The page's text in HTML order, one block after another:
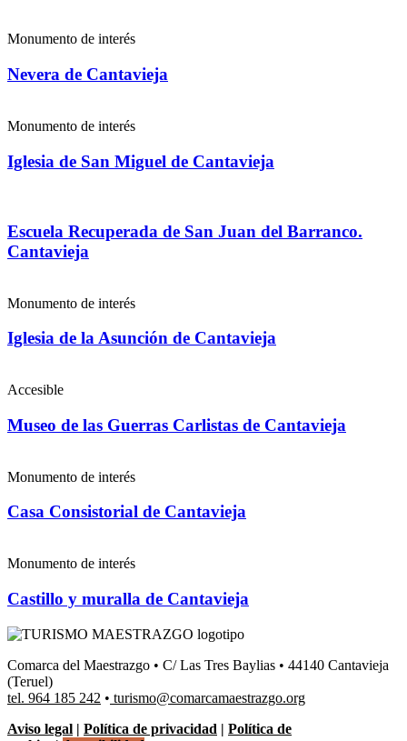
Monumento de interés
Nevera de Cantavieja
Monumento de interés
Iglesia de San Miguel de Cantavieja
Escuela Recuperada de San Juan del Barranco.
Cantavieja
Monumento de interés
Iglesia de la Asunción de Cantavieja
Accesible
Museo de las Guerras Carlistas de Cantavieja
Monumento de interés
Casa Consistorial de Cantavieja
Monumento de interés
Castillo y muralla de Cantavieja
Comarca del Maestrazgo • C/ Las Tres Baylias • 44140 Cantavieja
(Teruel)
tel. 964 185 242 • turismo@comarcamaestrazgo.org
Aviso legal | Política de privacidad | Política de